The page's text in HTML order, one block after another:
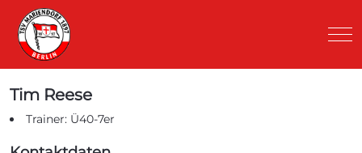
Tim Reese
Trainer: Ü40-7er